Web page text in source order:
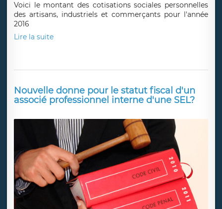
Voici le montant des cotisations sociales personnelles
des artisans, industriels et commerçants pour l'année
2016
Lire la suite
Nouvelle donne pour le statut fiscal d'un
associé professionnel interne d'une SEL?